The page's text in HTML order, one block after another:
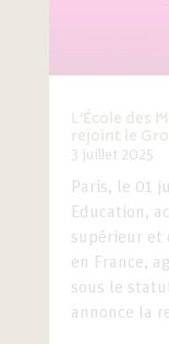
L’École des
rejoint le
3 juillet 2025
Paris, le 01
Education,
supérieur et
en France,
sous le
annonce la